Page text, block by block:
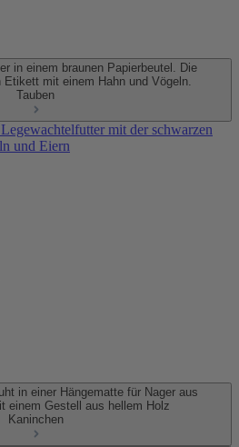
Tauben
Kaninchen